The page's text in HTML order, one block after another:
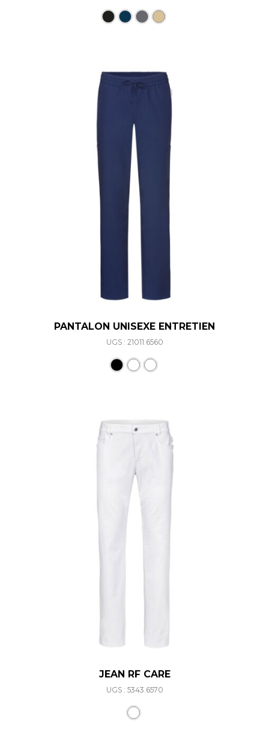
PANTALON UNISEXE ENTRETIEN
UGS : 21011.6560
JEAN RF CARE
UGS : 5343.6570